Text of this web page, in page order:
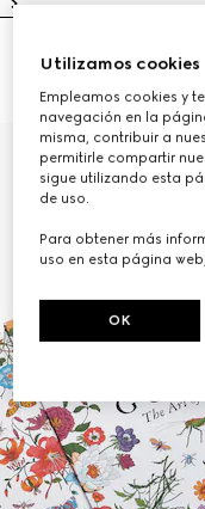
Gucci: The Art of Silk
Utilizamos cookies
Empleamos cookies y
navegación en la
misma, contribuir a
permitirle compartir
sigue utilizando esta
de uso.
Para obtener más
uso en esta página
OK